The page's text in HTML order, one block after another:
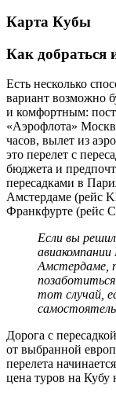
Карта Кубы
Как добраться
Есть несколько
вариант возможно
и комфортным:
«Аэрофлота»
часов, вылет из
это перелет с
бюджета и
пересадками в
Амстердаме (рейс
Франкфурте (рейс
Если вы решили отдать предпочтение рейсу
Амстердаме,
тот случай,
Дорога с
от выбранной
перелета
цена туров на Кубу